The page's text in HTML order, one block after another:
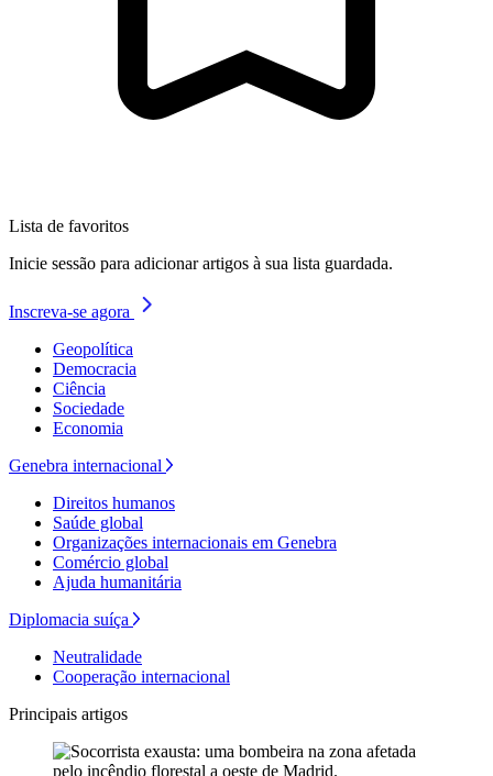
Lista de favoritos
Inicie sessão para adicionar artigos à sua lista guardada.
Inscreva-se agora
Geopolítica
Democracia
Ciência
Sociedade
Economia
Genebra internacional
Direitos humanos
Saúde global
Organizações internacionais em Genebra
Comércio global
Ajuda humanitária
Diplomacia suíça
Neutralidade
Cooperação internacional
Principais artigos